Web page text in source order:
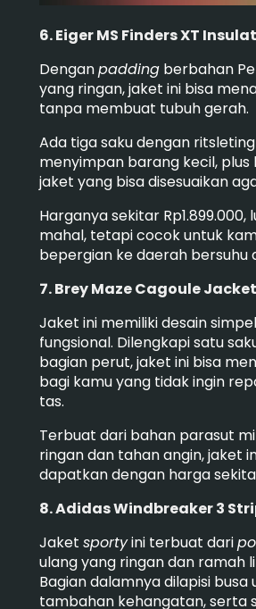
6. Eiger MS Finders XT
Denganpaddingberbahan
yang ringan, jaket ini bisa
tanpa membuat tubuh gerah.
Ada tiga saku dengan
menyimpan barang kecil, plus
jaket yang bisa disesuaikan
Harganya sekitar Rp1.899.000,
mahal, tetapi cocok untuk
bepergian ke daerah bersuhu
7. Brey Maze Cagoule Jacket
Jaket ini memiliki desain
fungsional. Dilengkapi satu
bagian perut, jaket ini bisa
bagi kamu yang tidak ingin
tas.
Terbuat dari bahan parasut
ringan dan tahan angin, jaket
dapatkan dengan harga
8. Adidas Windbreaker 3
Jaket sportyini terbuat dari
ulang yang ringan dan ramah
Bagian dalamnya dilapisi busa
tambahan kehangatan, serta